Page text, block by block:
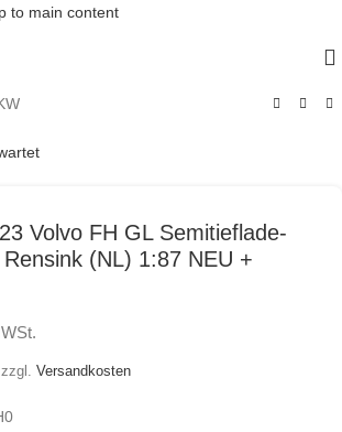
to main content
Volvo FH GL Semitieflade-
(NL) 1:87 NEU +
zzgl. Versandkosten